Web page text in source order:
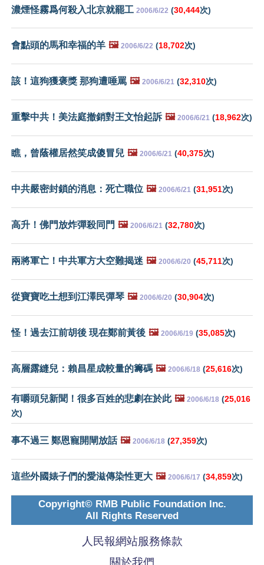
濃煙怪霧爲何殺入北京就罷工 2006/6/22 (30,444次)
會點頭的馬和幸福的羊 🖼️ 2006/6/22 (18,702次)
該！這狗獲褒獎 那狗遭唾罵 🖼️ 2006/6/21 (32,310次)
重擊中共！美法庭撤銷對王文怡起訴 🖼️ 2006/6/21 (18,962次)
瞧，曾蔭權居然笑成傻冒兒 🖼️ 2006/6/21 (40,375次)
中共嚴密封鎖的消息：死亡職位 🖼️ 2006/6/21 (31,951次)
高升！佛門放炸彈殺同門 🖼️ 2006/6/21 (32,780次)
兩將軍亡！中共軍方大空難揭迷 🖼️ 2006/6/20 (45,711次)
從寶寶吃土想到江澤民彈琴 🖼️ 2006/6/20 (30,904次)
怪！過去江前胡後 現在鄭前黃後 🖼️ 2006/6/19 (35,085次)
高層露縫兒：賴昌星成較量的籌碼 🖼️ 2006/6/18 (25,616次)
有嚼頭兒新聞！很多百姓的悲劇在於此 🖼️ 2006/6/18 (25,016
次)
事不過三 鄭恩寵開閘放話 🖼️ 2006/6/18 (27,359次)
這些外國婊子們的愛滋傳染性更大 🖼️ 2006/6/17 (34,859次)
Copyright© RMB Public Foundation Inc.
All Rights Reserved
人民報網站服務條款
關於我們